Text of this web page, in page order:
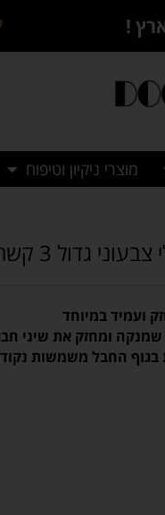
!
מוצרי ניקיון וטיפוח
גדול 3 קשרים + לולאה
ועמיד במיוחד
שמנקה ומחזק את שיני
בגוף החבל משמשות